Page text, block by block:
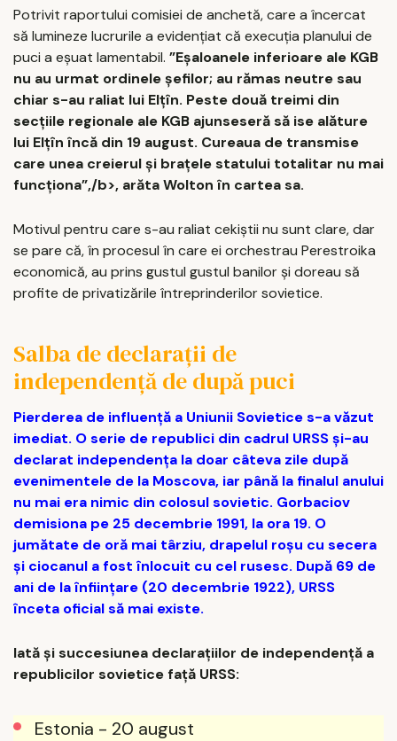
Potrivit raportului comisiei de anchetă, care a încercat
să lumineze lucrurile a evidențiat că execuția planului de
puci a eșuat lamentabil. ”Eșaloanele inferioare ale KGB
nu au urmat ordinele șefilor; au rămas neutre sau
chiar s-au raliat lui Elțîn. Peste două treimi din
secțiile regionale ale KGB ajunseseră să ise alăture
lui Elțîn încă din 19 august. Cureaua de transmise
care unea creierul și brațele statului totalitar nu mai
funcționa”,/b>, arăta Wolton în cartea sa.
Motivul pentru care s-au raliat cekiștii nu sunt clare, dar
se pare că, în procesul în care ei orchestrau Perestroika
economică, au prins gustul gustul banilor și doreau să
profite de privatizările întreprinderilor sovietice.
Salba de declarații de
independență de după puci
Pierderea de influență a Uniunii Sovietice s-a văzut
imediat. O serie de republici din cadrul URSS și-au
declarat independența la doar câteva zile după
evenimentele de la Moscova, iar până la finalul anului
nu mai era nimic din colosul sovietic. Gorbaciov
demisiona pe 25 decembrie 1991, la ora 19. O
jumătate de oră mai târziu, drapelul roșu cu secera
și ciocanul a fost înlocuit cu cel rusesc. După 69 de
ani de la înființare (20 decembrie 1922), URSS
înceta oficial să mai existe.
Iată și succesiunea declarațiilor de independență a
republicilor sovietice față URSS:
Estonia - 20 august